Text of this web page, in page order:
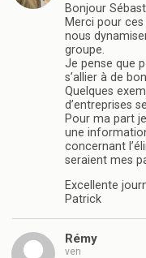
Bonjour
Merci pour
nous
groupe.
Je pense que
s’allier à de
Quelques
d’entreprises
Pour ma part
une
concernant
seraient mes
Excellente
Patrick
Rémy
ven